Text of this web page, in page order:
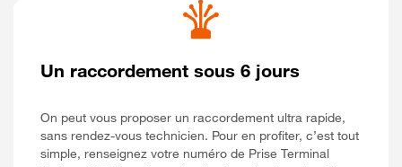
Un raccordement sous 6 jours
On peut vous proposer un raccordement ultra rapide,
sans rendez-vous technicien. Pour en profiter, c’est tout
simple, renseignez votre numéro de Prise Terminal